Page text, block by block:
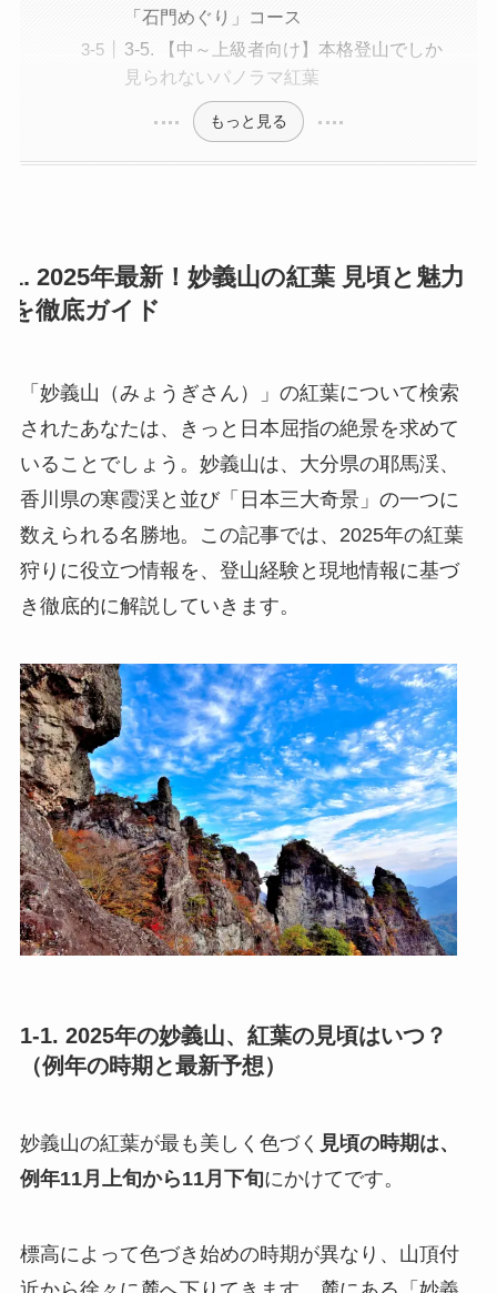
「石門めぐり」コース
3-5. 【中～上級者向け】本格登山でしか
見られないパノラマ紅葉
もっと見る
1. 2025年最新！妙義山の紅葉 見頃と魅力
を徹底ガイド
「妙義山（みょうぎさん）」の紅葉について検索
されたあなたは、きっと日本屈指の絶景を求めて
いることでしょう。妙義山は、大分県の耶馬渓、
香川県の寒霞渓と並び「日本三大奇景」の一つに
数えられる名勝地。この記事では、2025年の紅葉
狩りに役立つ情報を、登山経験と現地情報に基づ
き徹底的に解説していきます。
1-1. 2025年の妙義山、紅葉の見頃はいつ？
（例年の時期と最新予想）
妙義山の紅葉が最も美しく色づく 見頃の時期は、
例年11月上旬から11月下旬にかけてです。
標高によって色づき始めの時期が異なり、山頂付